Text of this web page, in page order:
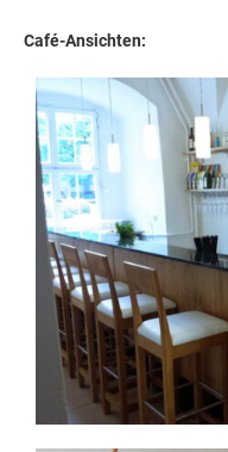
Café-Ansichten: